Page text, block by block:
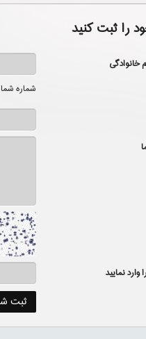
را ثبت کنید
خانوادگی
شماره
وارد نمایید